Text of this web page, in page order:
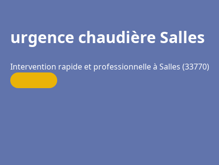
urgence chaudière Salles
Intervention rapide et professionnelle à Salles (33770)